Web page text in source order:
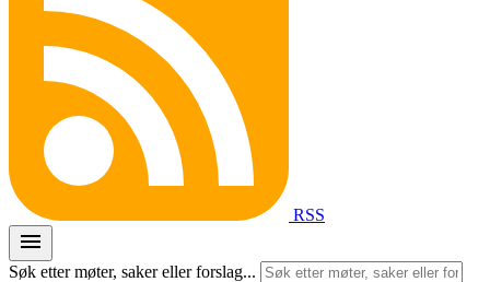
RSS
menu
Søk etter møter, saker eller forslag...